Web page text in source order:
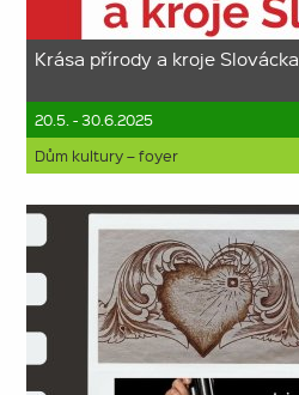
Krása přírody a kroje Slovácka
20.5. - 30.6.2025
Dům kultury – foyer